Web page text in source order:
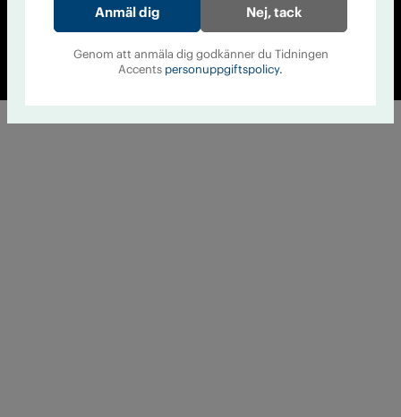
© Tidningen Accent 2026
Cookiepolicy
Personuppgiftspolicy
Nej, tack
Genom att anmäla dig godkänner du Tidningen
Accents personuppgiftspolicy.